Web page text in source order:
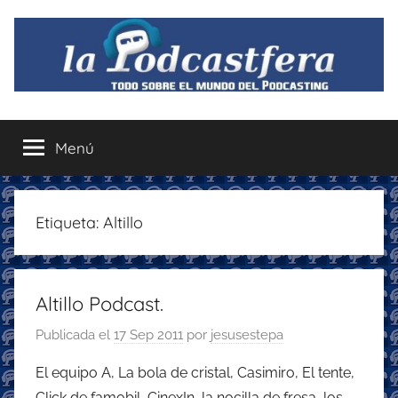
contenido
La
Podcastfera
el
mundo
del
podcasting
recomendaciones
disfrutar
podcastfera
Menú
Etiqueta: Altillo
Altillo Podcast.
Publicada el 17 Sep 2011 por jesusestepa
El equipo A, La bola de cristal, Casimiro, El tente,